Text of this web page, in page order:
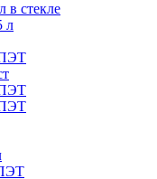
стекле
л